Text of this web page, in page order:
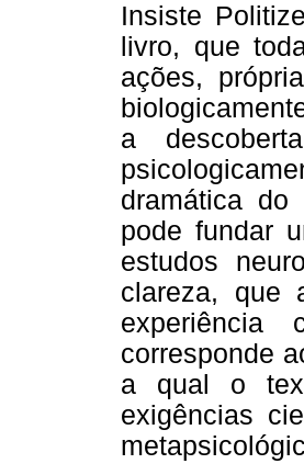
Insiste
livro, que
ações,
a
dramática
pode fundar
estudos
clareza, que
experiência
corresponde
a qual o
exigências